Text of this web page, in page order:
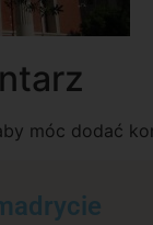
móc dodać